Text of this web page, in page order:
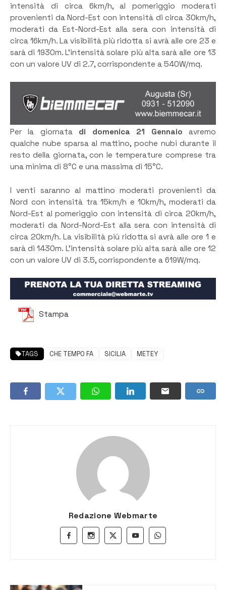
intensità di circa 6km/h, al pomeriggio moderati
provenienti da Nord-Est con intensità di circa 30km/h,
moderati da Est-Nord-Est alla sera con intensità di
circa 16km/h. La visibilità più ridotta si avrà alle ore 23 e
sarà di 1930m. L’intensità solare più alta sarà alle ore 13
con un valore UV di 2.7, corrispondente a 540W/mq.
Per la giornatadi domenica 21 Gennaio avremo
qualche nube sparsa al mattino, poche nubi durante il
resto della giornata, con le temperature comprese tra
una minima di 8°C e una massima di 15°C.
I venti saranno al mattino moderati provenienti da
Nord con intensità tra 15km/h e 10km/h, moderati da
Nord-Est al pomeriggio con intensità di circa 20km/h,
moderati da Nord-Nord-Est alla sera con intensità di
circa 20km/h. La visibilità più ridotta si avrà alle ore 1 e
sarà di 1430m. L’intensità solare più alta sarà alle ore 12
con un valore UV di 3.5, corrispondente a 619W/mq.
Stampa
TAGS CHE TEMPO FA SICILIA METEY
Redazione Webmarte